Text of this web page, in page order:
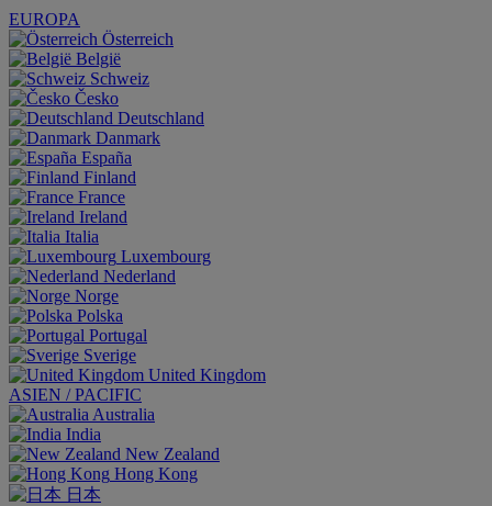
EUROPA
Österreich
België
Schweiz
Česko
Deutschland
Danmark
España
Finland
France
Ireland
Italia
Luxembourg
Nederland
Norge
Polska
Portugal
Sverige
United Kingdom
ASIEN / PACIFIC
Australia
India
New Zealand
Hong Kong
日本